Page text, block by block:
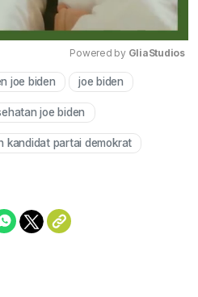
Mute
Powered by GliaStudios
joe biden joe biden
joe biden
kandidat partai demokrat